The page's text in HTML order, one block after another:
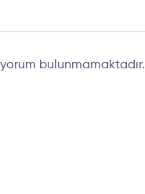
bulunmamaktadır.